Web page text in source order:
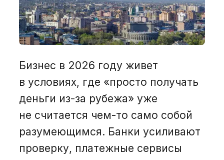
Вакансии
+374 44 00 15 18
+7 800 200 15 18
Бизнес в 2026 году живет
в условиях, где «просто получать
деньги из-за рубежа» уже
не считается чем-то само собой
разумеющимся. Банки усиливают
проверку, платежные сервисы